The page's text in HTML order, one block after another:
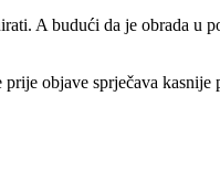
A budući da je obrada u
objave sprječava kasnije